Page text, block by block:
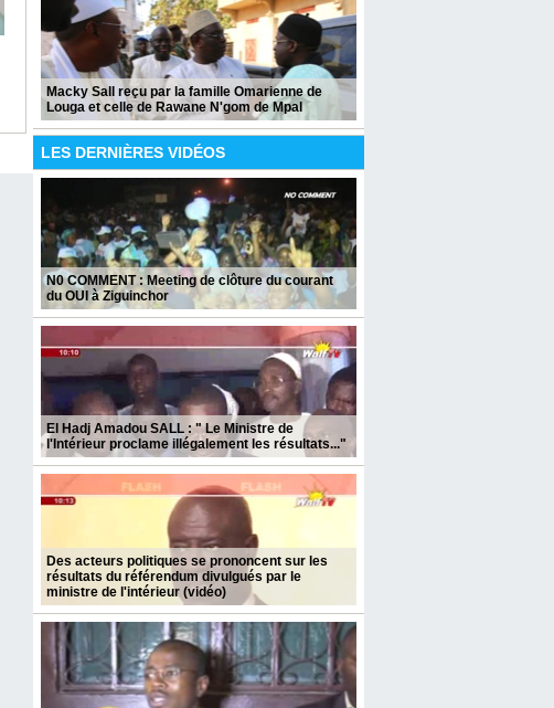
Macky Sall reçu par la famille Omarienne de
Louga et celle de Rawane N'gom de Mpal
LES DERNIÈRES VIDÉOS
N0 COMMENT : Meeting de clôture du courant
du OUI à Ziguinchor
El Hadj Amadou SALL : " Le Ministre de
l'Intérieur proclame illégalement les résultats..."
Des acteurs politiques se prononcent sur les
résultats du référendum divulgués par le
ministre de l'intérieur (vidéo)